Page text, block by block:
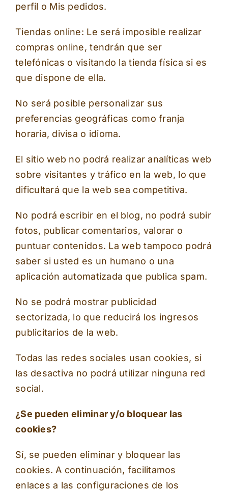
perfil o Mis pedidos.
Tiendas online: Le será imposible realizar
compras online, tendrán que ser
telefónicas o visitando la tienda física si es
que dispone de ella.
No será posible personalizar sus
preferencias geográficas como franja
horaria, divisa o idioma.
El sitio web no podrá realizar analíticas web
sobre visitantes y tráfico en la web, lo que
dificultará que la web sea competitiva.
No podrá escribir en el blog, no podrá subir
fotos, publicar comentarios, valorar o
puntuar contenidos. La web tampoco podrá
saber si usted es un humano o una
aplicación automatizada que publica spam.
No se podrá mostrar publicidad
sectorizada, lo que reducirá los ingresos
publicitarios de la web.
Todas las redes sociales usan cookies, si
las desactiva no podrá utilizar ninguna red
social.
¿Se pueden eliminar y/o bloquear las
cookies?
Sí, se pueden eliminar y bloquear las
cookies. A continuación, facilitamos
enlaces a las configuraciones de los